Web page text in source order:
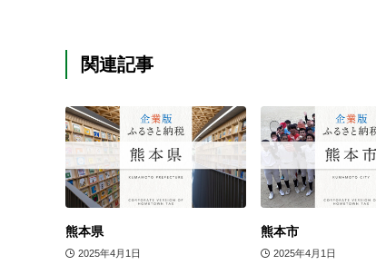
関連記事
熊本県
2025年4月1日
熊本市
2025年4月1日